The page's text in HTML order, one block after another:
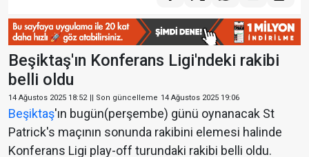
Beşiktaş'ın Konferans Ligi'ndeki rakibi
belli oldu
14 Ağustos 2025 18:52 || Son güncelleme 14 Ağustos 2025 19:06
Beşiktaş'ın bugün(perşembe) günü oynanacak St
Patrick's maçının sonunda rakibini elemesi halinde
Konferans Ligi play-off turundaki rakibi belli oldu.